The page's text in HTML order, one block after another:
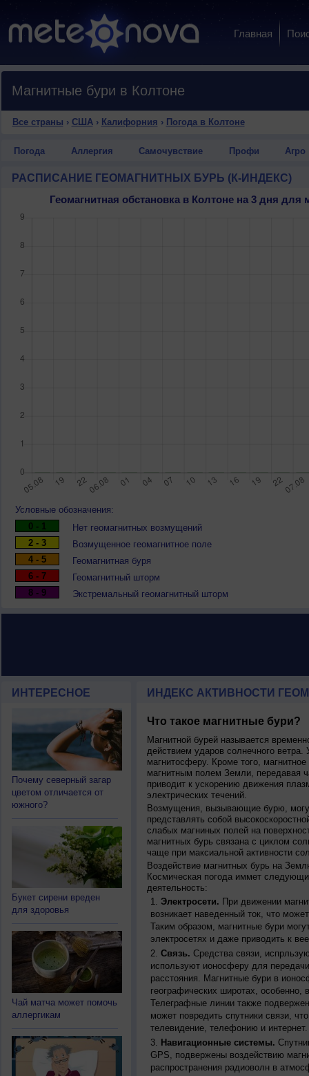
Главная
Магнитные бури в Колтоне
Все страны › США› Калифорния › Погода в Колтоне
Погода Аллергия Самочувствие Профи Агро
РАСПИСАНИЕ ГЕОМАГНИТНЫХ БУРЬ (К-ИНДЕКС)
Геомагнитная обстановка в Колтоне на 3 дня
Условные обозначения:
0 - 1
Нет геомагнитных возмущений
2 - 3
Возмущенное геомагнитное поле
4 - 5
Геомагнитная буря
6 - 7
Геомагнитный шторм
8 - 9
Экстремальный геомагнитный шторм
ИНТЕРЕСНОЕ
Почему северный загар
цветом отличается от
южного?
Букет сирени вреден
для здоровья
Чай матча может помочь
аллергикам
ИНДЕКС АКТИВНОСТИ
Что такое магнитные бури?
Магнитной бурей называется
действием ударов солнечного ветра.
магнитосферу. Кроме того,
магнитным полем Земли, передавая
приводит к ускорению движения
электрических течений.
Возмущения, вызывающие бурю,
представлять собой
слабых магниных полей на
магнитных бурь связана с циклом
чаще при максиальной активности
Воздействие магнитных бурь на
Космическая погода иммет
деятельность:
Электросети. При движении
возникает наведенный ток, что
Таким образом, магнитные бури
электросетях и даже приводить к
Связь. Средства связи,
используют ионосферу для
расстояния. Магнитные бури в
географических широтах,
Телеграфные линии также
может повредить спутники связи,
телевидение, телефонию и интернет.
Навигационные системы.
GPS, подвержены воздействию
распространения радиоволн в